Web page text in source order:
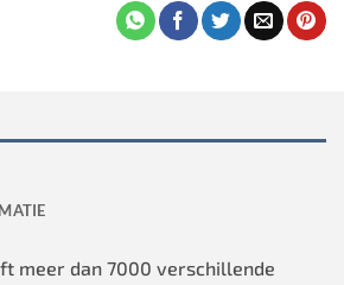
meer dan 7000 verschillende